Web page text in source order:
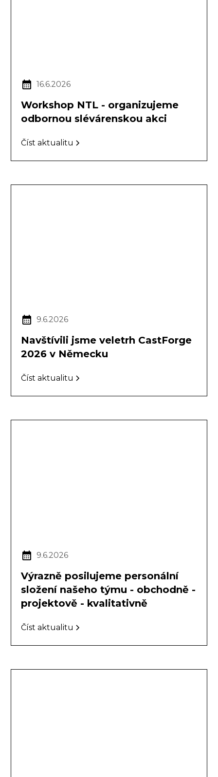
16.6.2026
Workshop NTL - organizujeme
odbornou slévárenskou akci
Číst aktualitu
9.6.2026
Navštívili jsme veletrh CastForge
2026 v Německu
Číst aktualitu
9.6.2026
Výrazně posilujeme personální
složení našeho týmu - obchodně -
projektově - kvalitativně
Číst aktualitu